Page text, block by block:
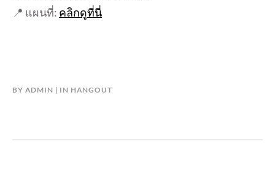
📍 แผนที่: คลิกดูที่นี่
BY ADMIN IN HANGOUT